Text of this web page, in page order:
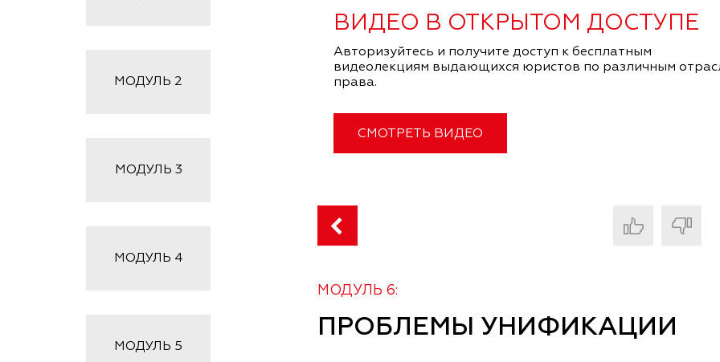
МОДУЛЬ 2
МОДУЛЬ 3
МОДУЛЬ 4
МОДУЛЬ 5
ВИДЕО В ОТКРЫТОМ ДОСТУПЕ
Авторизуйтесь и получите доступ к бесплатным
видеолекциям выдающихся юристов по различным
права.
СМОТРЕТЬ ВИДЕО
МОДУЛЬ 6:
ПРОБЛЕМЫ УНИФИКАЦИИ